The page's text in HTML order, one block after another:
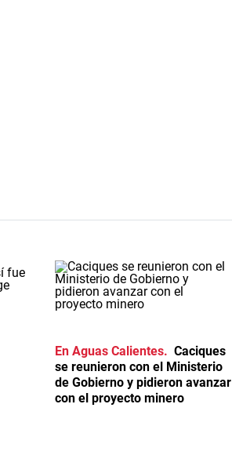
En Aguas Calientes
Caciques
se reunieron con el Ministerio
de Gobierno y pidieron avanzar
con el proyecto minero